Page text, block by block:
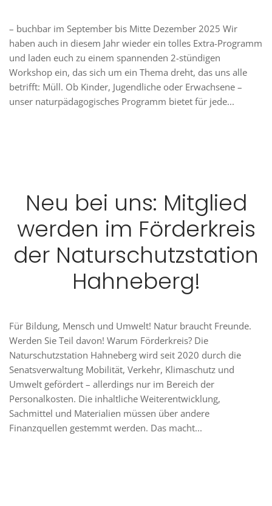
– buchbar im September bis Mitte Dezember 2025 Wir
haben auch in diesem Jahr wieder ein tolles Extra-Programm
und laden euch zu einem spannenden 2-stündigen
Workshop ein, das sich um ein Thema dreht, das uns alle
betrifft: Müll. Ob Kinder, Jugendliche oder Erwachsene –
unser naturpädagogisches Programm bietet für jede...
Neu bei uns: Mitglied
werden im Förderkreis
der Naturschutzstation
Hahneberg!
Für Bildung, Mensch und Umwelt! Natur braucht Freunde.
Werden Sie Teil davon! Warum Förderkreis? Die
Naturschutzstation Hahneberg wird seit 2020 durch die
Senatsverwaltung Mobilität, Verkehr, Klimaschutz und
Umwelt gefördert – allerdings nur im Bereich der
Personalkosten. Die inhaltliche Weiterentwicklung,
Sachmittel und Materialien müssen über andere
Finanzquellen gestemmt werden. Das macht...